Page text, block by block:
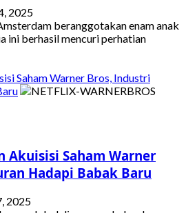
2025
beranggotakan enam anak
ini berhasil mencuri perhatian
Saham Warner Bros, Industri
Saham Warner
Hadapi Babak Baru
2025